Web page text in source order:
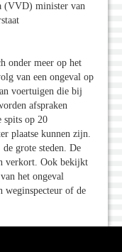
(VVD) minister van
onder meer op het
van een ongeval op
voertuigen die bij
afspraken
spits op 20
plaatse kunnen zijn.
grote steden. De
verkort. Ook bekijkt
het ongeval
weginspecteur of de